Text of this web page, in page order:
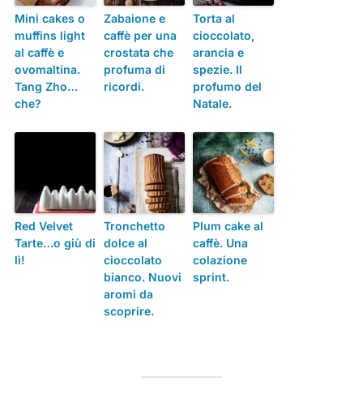
Mini cakes o
muffins light
al caffè e
ovomaltina.
Tang Zho…
che?
Zabaione e
caffè per una
crostata che
profuma di
rico​rdi.
Torta al
cioccolato,
arancia e
spezie. Il
profumo del
Natale.
Red Velvet
Tarte…o giù di
lì!
Tronchetto
dolce al
cioccolato
bianco. Nuovi
aromi da
scoprire.
Plum cake al
caffè. Una
colazione
sprint.